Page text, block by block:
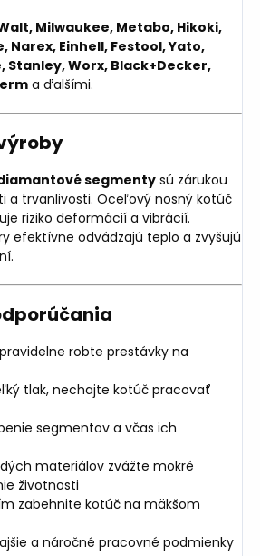
Milwaukee, Metabo, Hikoki,
Narex, Einhell, Festool, Yato,
Stanley, Worx, Black+Decker,
a ďalšími.
segmentysú zárukou
a trvanlivosti. Oceľový nosný kotúč
riziko deformácií a vibrácií.
efektívne odvádzajú teplo a zvyšujú
robte prestávky na
tlak, nechajte kotúč pracovať
segmentov a včas ich
materiálov zvážte mokré
životnosti
zabehnite kotúč na mäkšom
a náročné pracovné podmienky